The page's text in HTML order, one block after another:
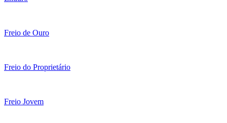
Freio de Ouro
Freio do Proprietário
Freio Jovem